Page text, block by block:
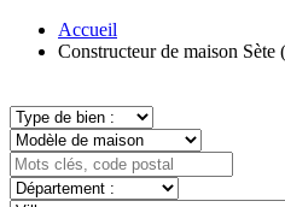
Accueil
Constructeur de maison Sète